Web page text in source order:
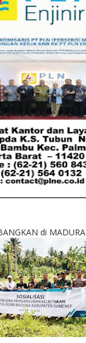
di MADURA